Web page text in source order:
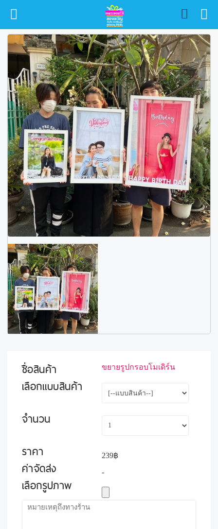
สินค้า
ชื่อสินค้า ขยายรูปกรอบโมเดิร์น
เลือกแบบสินค้า
จำนวน
ราคา
239฿
ค่าจัดส่ง -
เลือกรูปภาพ